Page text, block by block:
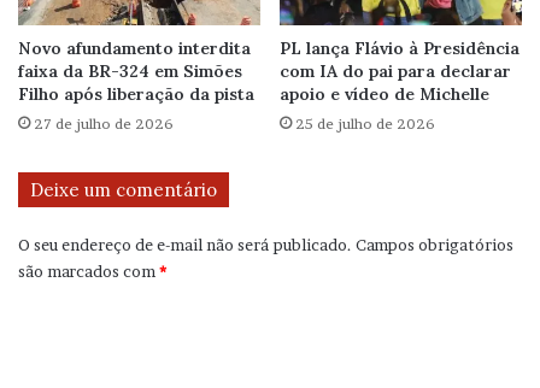
Novo afundamento interdita
faixa da BR-324 em Simões
Filho após liberação da pista
27 de julho de 2026
PL lança Flávio à Presidência
com IA do pai para declarar
apoio e vídeo de Michelle
25 de julho de 2026
Deixe um comentário
O seu endereço de e-mail não será publicado. Campos obrigatórios
são marcados com*